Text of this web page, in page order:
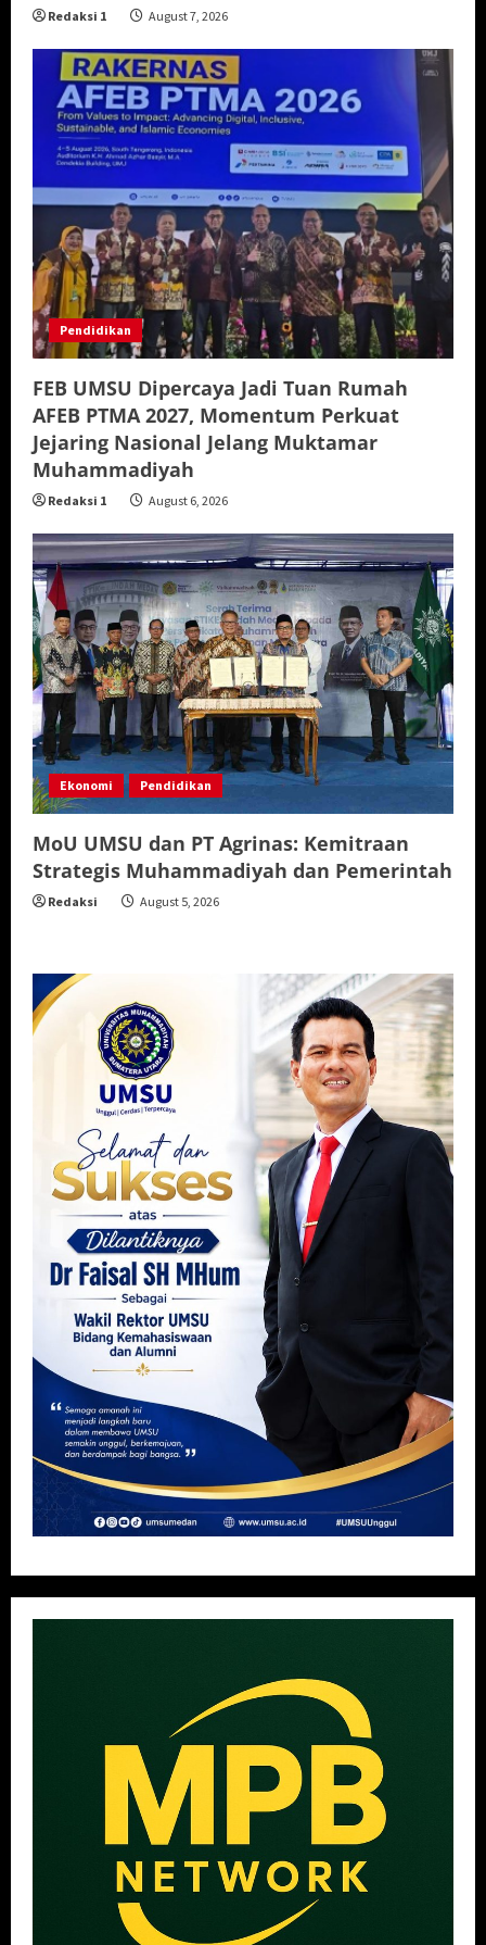
Redaksi 1 August 7, 2026
Pendidikan
FEB UMSU Dipercaya Jadi Tuan Rumah
AFEB PTMA 2027, Momentum Perkuat
Jejaring Nasional Jelang Muktamar
Muhammadiyah
Redaksi 1 August 6, 2026
Ekonomi Pendidikan
MoU UMSU dan PT Agrinas: Kemitraan
Strategis Muhammadiyah dan Pemerintah
Redaksi August 5, 2026